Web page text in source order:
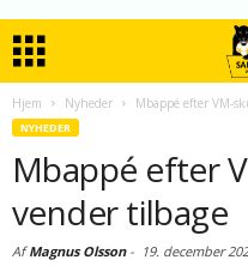
Hjem Nyheder Mbappé efter VM-
NYHEDER
Mbappé efter
vender tilbage
AfMagnus Olsson- 19. december